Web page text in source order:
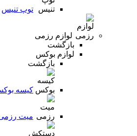
توپ تنیس
لوازم رزمی
بازگشت
لوازم بوکس
بازگشت
کیسه
میت